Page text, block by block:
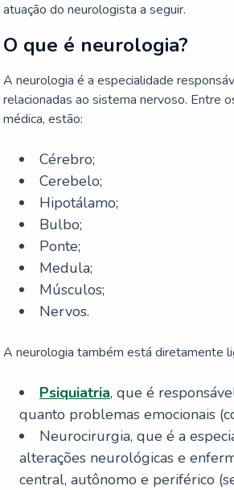
atuação do neurologista a seguir.
O que é neurologia?
A neurologia é a especialidade
relacionadas ao sistema nervoso. Entre
médica, estão:
Cérebro;
Cerebelo;
Hipotálamo;
Bulbo;
Ponte;
Medula;
Músculos;
Nervos.
A neurologia também está diretamente
Psiquiatria, que é
quanto problemas emocionais
Neurocirurgia, que é a
alterações neurológicas e
central, autônomo e periférico